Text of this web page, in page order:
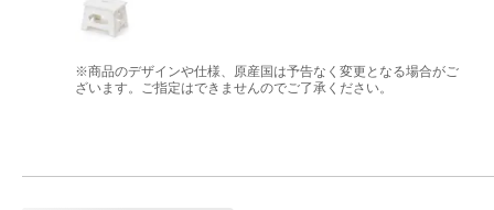
※商品のデザインや仕様、原産国は予告なく変更となる場合がご
ざいます。ご指定はできませんのでご了承ください。